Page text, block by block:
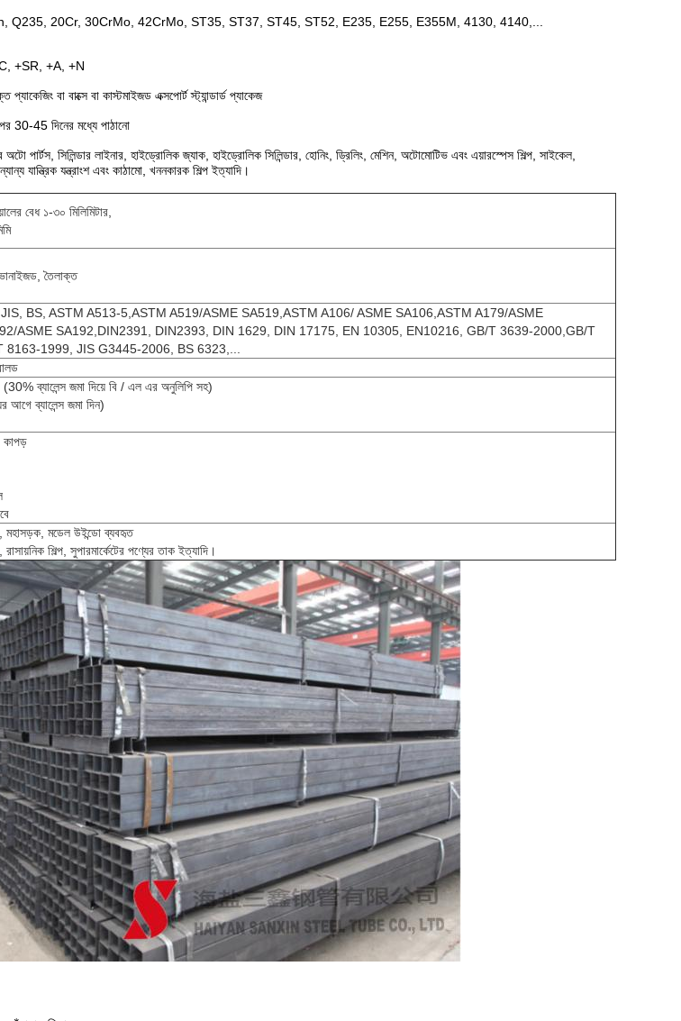
Q235, 20Cr, 30CrMo, 42CrMo, ST35, ST37, ST45, ST52, E235, E255, E355M, 4130, 4140,...
+SR, +A, +N
বা বাক্সে বা কাস্টমাইজড এক্সপোর্ট স্ট্যান্ডার্ড প্যাকেজ
পর 30-45 দিনের মধ্যে পাঠানো
অটো পার্টস, সিলিন্ডার লাইনার, হাইড্রোলিক জ্যাক, হাইড্রোলিক সিলিন্ডার, হোনিং, ড্রিলিং, মেশিন, অটোমোটিভ এবং এয়ারস্পেস শিল্প, সাইকেল,
যান্ত্রিক যন্ত্রাংশ এবং কাঠামো, খননকারক শিল্প ইত্যাদি।
বেধ ১-৩০ মিলিমিটার,
তৈলাক্ত
BS, ASTM A513-5,ASTM A519/ASME SA519,ASTM A106/ ASME SA106,ASTM A179/ASME
ASME SA192,DIN2391, DIN2393, DIN 1629, DIN 17175, EN 10305, EN10216, GB/T 3639-2000,GB/T
8163-1999, JIS G3445-2006, BS 6323,...
ব্যালেন্স জমা দিয়ে বি / এল এর অনুলিপি সহ)
আগে ব্যালেন্স জমা দিন)
কাপড়
মহাসড়ক, মডেল উইন্ডো ব্যবহৃত
শিল্প, সুপারমার্কেটের পণ্যের তাক ইত্যাদি।